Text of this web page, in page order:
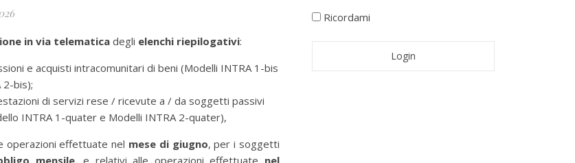
in via telematicadegli elenchi riepilogativi:
e acquisti intracomunitari di beni (Modelli INTRA 1-bis
2-bis);
di servizi rese / ricevute a / da soggetti passivi
INTRA 1-quater e Modelli INTRA 2-quater),
operazioni effettuate nel mese di giugno, per i soggetti
mensile,e relativi alle operazioni effettuate nel
Ricordami